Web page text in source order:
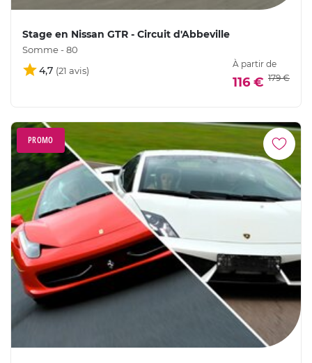
Stage en Nissan GTR - Circuit d'Abbeville
Somme - 80
4,7
À partir de
116 € 179 €
PROMO